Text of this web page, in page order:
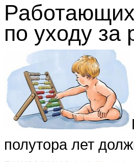
по уходу за
полутора лет